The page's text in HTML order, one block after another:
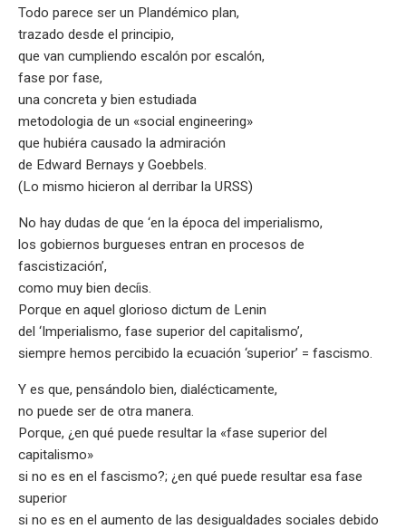
Todo parece ser un Plandémico plan,
trazado desde el principio,
que van cumpliendo escalón por escalón,
fase por fase,
una concreta y bien estudiada
metodologia de un «social engineering»
que hubiéra causado la admiración
de Edward Bernays y Goebbels.
(Lo mismo hicieron al derribar la URSS)
No hay dudas de que ‘en la época del imperialismo,
los gobiernos burgueses entran en procesos de
fascistización’,
como muy bien decíis.
Porque en aquel glorioso dictum de Lenin
del ‘Imperialismo, fase superior del capitalismo’,
siempre hemos percibido la ecuación ‘superior’ = fascismo.
Y es que, pensándolo bien, dialécticamente,
no puede ser de otra manera.
Porque, ¿en qué puede resultar la «fase superior del
capitalismo»
si no es en el fascismo?; ¿en qué puede resultar esa fase
superior
si no es en el aumento de las desigualdades sociales debido